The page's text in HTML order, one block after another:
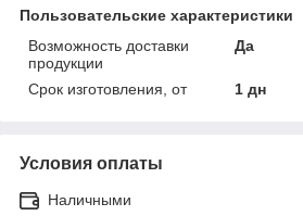
Пользовательские характеристики
Возможность доставки
продукции
Да
Срок изготовления, от 1 дн
Условия оплаты
Наличными